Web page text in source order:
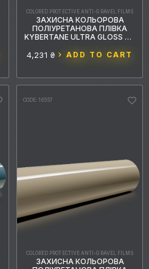
COLORED PROTECTIVE ANTI-GRAVEL FILMS
ЗАХИСНА КОЛЬОРОВА
ПОЛІУРЕТАНОВА ПЛІВКА
KYBERTANE ULTRA GLOSS GT
4,231 ₴ ADD TO CART
CODE: 16557
COLORED PROTECTIVE ANTI-GRAVEL FILMS
ЗАХИСНА КОЛЬОРОВА